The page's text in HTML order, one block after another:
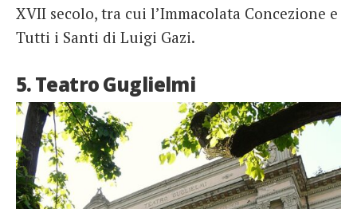
XVII secolo, tra cui l’Immacolata Concezione e
Tutti i Santi di Luigi Gazi.
5. Teatro Guglielmi